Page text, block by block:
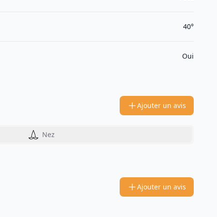
40°
Oui
Ajouter un avis
Nez
Ajouter un avis